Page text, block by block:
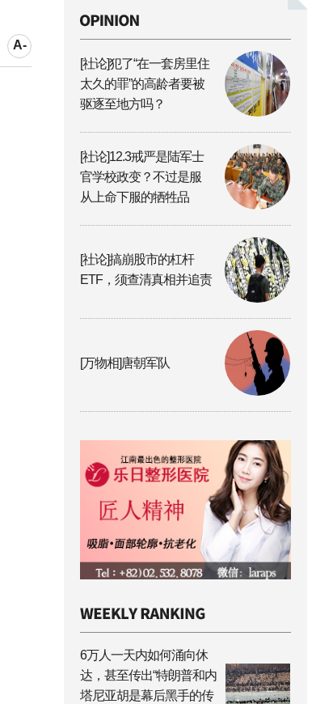
A-
[社论]犯了“在一套房里住
太久的罪”的高龄者要被
驱逐至地方吗？
[社论]12.3戒严是陆军士
官学校政变？不过是服
从上命下服的牺牲品
[社论]搞崩股市的杠杆
ETF，须查清真相并追责
[万物相]唐朝军队
6万人一天内如何涌向休
达，甚至传出“特朗普和内
塔尼亚胡是幕后黑手的传